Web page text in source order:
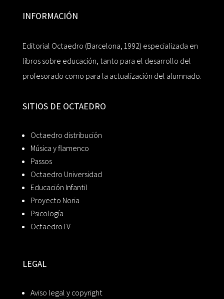
INFORMACIÓN
Editorial Octaedro (Barcelona, 1992) especializada en
libros sobre educación, tanto para el desarrollo del
profesorado como para la actualización del alumnado.
SITIOS DE OCTAEDRO
Octaedro distribución
Música y flamenco
Passos
Octaedro Universidad
Educación Infantil
Proyecto Noria
Psicología
OctaedroTV
LEGAL
Aviso legal y copyright